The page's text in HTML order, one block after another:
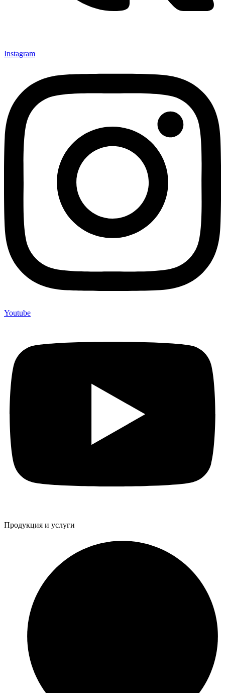
Instagram
Youtube
Продукция и услуги